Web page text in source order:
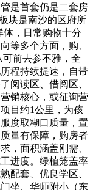
是首套仍是二套房
块是南沙的区府所
体，日常购物十分
等多个方面，购、
可前去参不雅，全
程持续提速，自带
阅读区、借阅区、
销核心，或征询营
目约1公里，为孩
度取糊口质量，置
量有保障，购房者
，面积涵盖刚需、
进度。绿植笼盖率
配套、优良学区、
坐、华师附小（东